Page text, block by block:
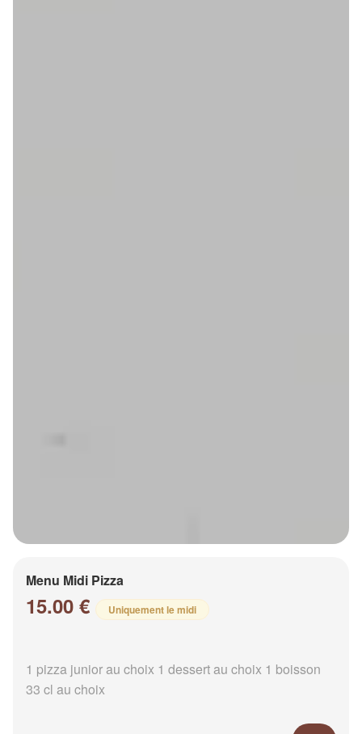
Menu Midi Pizza
15.00 € Uniquement le midi
1 pizza junior au choix 1 dessert au choix 1 boisson
33 cl au choix